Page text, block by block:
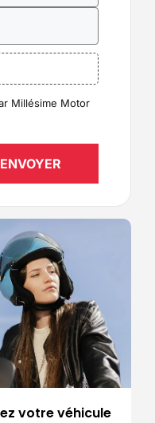
Millésime Motor
votre véhicule